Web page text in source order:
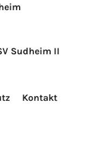
Sudheim II
Kontakt